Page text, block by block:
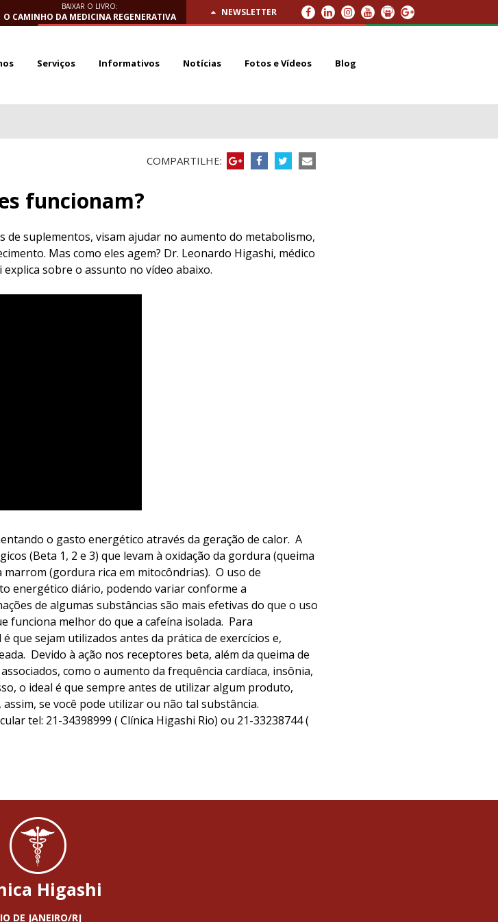
BAIXAR O LIVRO:
O CAMINHO DA MEDICINA REGENERATIVA NEWSLETTER
Serviços Informativos Notícias Fotos e Vídeos Blog
COMPARTILHE:
funcionam?
de suplementos, visam ajudar no aumento do metabolismo,
Mas como eles agem? Dr. Leonardo Higashi, médico
sobre o assunto no vídeo abaixo.
o gasto energético através da geração de calor. A
(Beta 1, 2 e 3) que levam à oxidação da gordura (queima
(gordura rica em mitocôndrias). O uso de
energético diário, podendo variar conforme a
de algumas substâncias são mais efetivas do que o uso
funciona melhor do que a cafeína isolada. Para
que sejam utilizados antes da prática de exercícios e,
Devido à ação nos receptores beta, além da queima de
como o aumento da frequência cardíaca, insônia,
o ideal é que sempre antes de utilizar algum produto,
se você pode utilizar ou não tal substância.
tel: 21-34398999 ( Clínica Higashi Rio) ou 21-33238744 (
Higashi
DE JANEIRO/RJ